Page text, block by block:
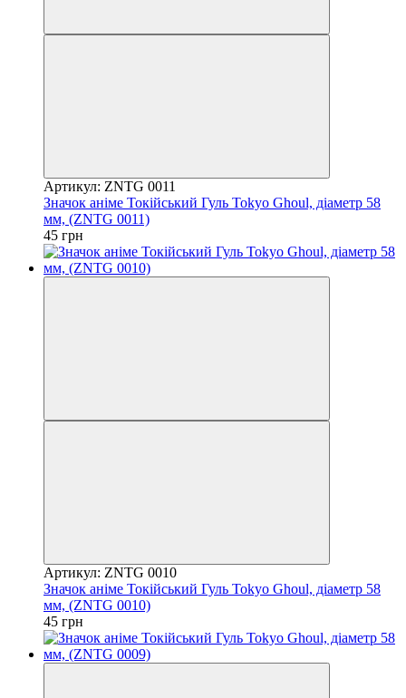
Артикул: ZNTG 0011
Значок аніме Токійський Гуль Tokyo Ghoul, діаметр 58
мм, (ZNTG 0011)
45 грн
Артикул: ZNTG 0010
Значок аніме Токійський Гуль Tokyo Ghoul, діаметр 58
мм, (ZNTG 0010)
45 грн